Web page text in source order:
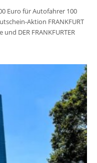
Euro für Autofahrer 100
Aktion FRANKFURT
DER FRANKFURTER